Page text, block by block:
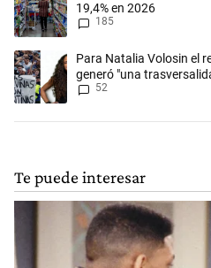
19,4% en 2026
185
Un artículo de tendencia con el
Para Natalia Volosin el
generó "una
Malvinas"
52